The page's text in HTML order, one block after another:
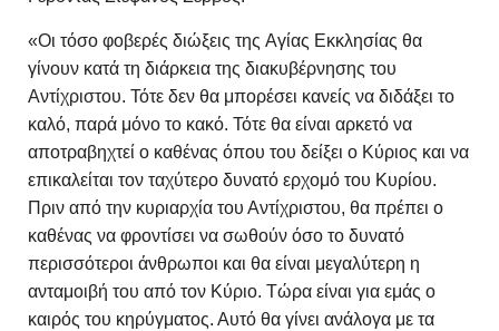
«Οι τόσο φοβερές διώξεις της Aγίας Eκκλησίας θα
γίνουν κατά τη διάρκεια της διακυβέρνησης του
Αντίχριστου. Τότε δεν θα μπορέσει κανείς να διδάξει το
καλό, παρά μόνο το κακό. Τότε θα είναι αρκετό να
αποτραβηχτεί ο καθένας όπου του δείξει ο Κύριος και να
επικαλείται τον ταχύτερο δυνατό ερχομό του Κυρίου.
Πριν από την κυριαρχία του Αντίχριστου, θα πρέπει ο
καθένας να φροντίσει να σωθούν όσο το δυνατό
περισσότεροι άνθρωποι και θα είναι μεγαλύτερη η
ανταμοιβή του από τον Κύριο. Τώρα είναι για εμάς ο
καιρός του κηρύγματος. Αυτό θα γίνει ανάλογα με τα